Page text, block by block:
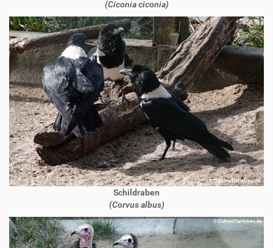
(Ciconia ciconia)
Schildraben
(Corvus albus)